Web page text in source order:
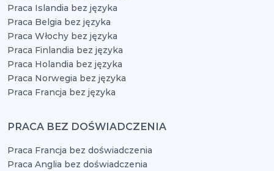
Praca Islandia bez języka
Praca Belgia bez języka
Praca Włochy bez języka
Praca Finlandia bez języka
Praca Holandia bez języka
Praca Norwegia bez języka
Praca Francja bez języka
PRACA BEZ DOŚWIADCZENIA
Praca Francja bez doświadczenia
Praca Anglia bez doświadczenia